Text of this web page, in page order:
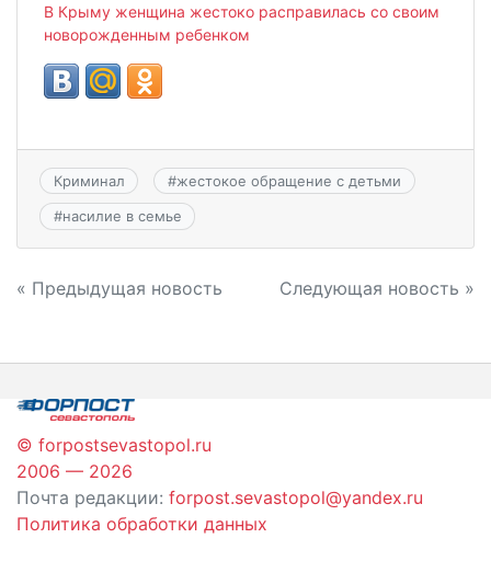
В Крыму женщина жестоко расправилась со своим
новорожденным ребенком
Криминал #жестокое обращение с детьми
#насилие в семье
Навигация
записям
« Предыдущая новость Следующая новость »
© forpostsevastopol.ru
2006 — 2026
Почта редакции: forpost.sevastopol@yandex.ru
Политика обработки данных